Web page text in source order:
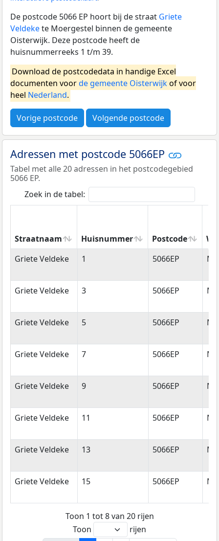
De postcode 5066 EP hoort bij de straat Griete
Veldekete Moergestel binnen de gemeente
Oisterwijk. Deze postcode heeft de
huisnummerreeks 1 t/m 39.
Download de postcodedata in handige Excel
documenten voorde gemeente Oisterwijkof voor
heel Nederland.
Vorige postcode Volgende postcode
Adressen met postcode 5066EP
Tabel met alle 20 adressen in het postcodegebied
5066 EP.
Zoek in de tabel:
Straatnaam Huisnummer Postcode
Straatnaam
Huisnummer Postcode
Griete Veldeke 1 5066EP
Griete Veldeke 3 5066EP
Griete Veldeke 5 5066EP
Griete Veldeke 7 5066EP
Griete Veldeke 9 5066EP
Griete Veldeke 11 5066EP
Griete Veldeke 13 5066EP
Griete Veldeke 15 5066EP
Toon 1 tot 8 van 20 rijen
Toon
rijen